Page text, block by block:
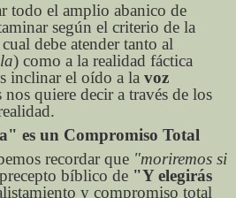
todo el amplio abanico de
según el criterio de la
debe atender tanto al
) como a la realidad fáctica
inclinar el oído a la voz
quiere decir a través de los
es un Compromiso Total
recordar que "moriremos si
bíblico de "Y elegirás
y compromiso total